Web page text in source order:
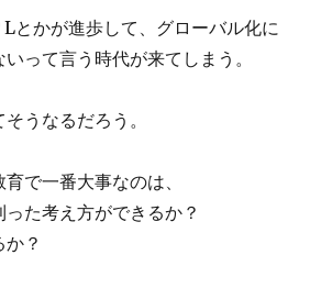
とかが進歩して、グローバル化に
って言う時代が来てしまう。
うなるだろう。
で一番大事なのは、
た考え方ができるか？
？